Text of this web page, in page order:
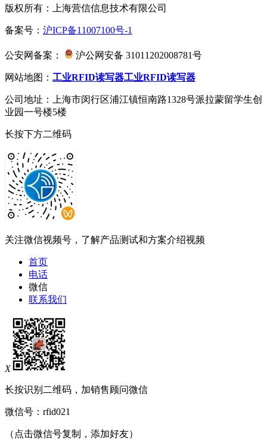
版权所有：上海营信信息技术有限公司
备案号： 沪ICP备11007100号-1
公安网备案： 沪公网安备 31011202008781号
网站地图： 工业RFID读写器工业RFID读写器
公司地址：上海市闵行区浦江镇恒南路1328号派拉蒙留学生创
业园一号楼5楼
长按下方二维码
关注微信视频号，了解产品测试和方案介绍视频
首页
电话
微信
联系我们
X
长按识别二维码，加销售顾问微信
微信号： rfid021
（点击微信号复制，添加好友）